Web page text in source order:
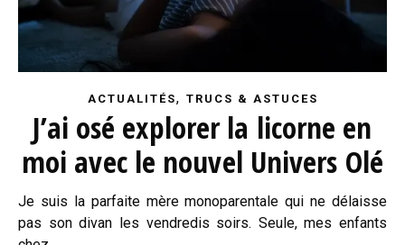
ACTUALITÉS, TRUCS & ASTUCES
J’ai osé explorer la licorne en
moi avec le nouvel Univers Olé
Je suis la parfaite mère monoparentale qui ne délaisse
pas son divan les vendredis soirs. Seule, mes enfants